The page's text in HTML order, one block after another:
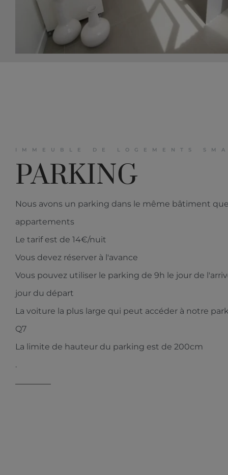
IMMEUBLE DE LOGEMENTS
PARKING
Nous avons un parking dans le même bâtiment
appartements
Le tarif est de 14€/nuit
Vous devez réserver à l'avance
Vous pouvez utiliser le parking de 9h le jour de
jour du départ
La voiture la plus large qui peut accéder à notre
Q7
La limite de hauteur du parking est de 200cm
.